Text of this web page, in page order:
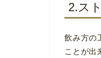
2.ス
飲み方の
ことが出